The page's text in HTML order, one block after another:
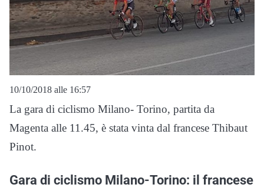
10/10/2018 alle 16:57
La gara di ciclismo Milano- Torino, partita da
Magenta alle 11.45, è stata vinta dal francese Thibaut
Pinot.
Gara di ciclismo Milano-Torino: il francese